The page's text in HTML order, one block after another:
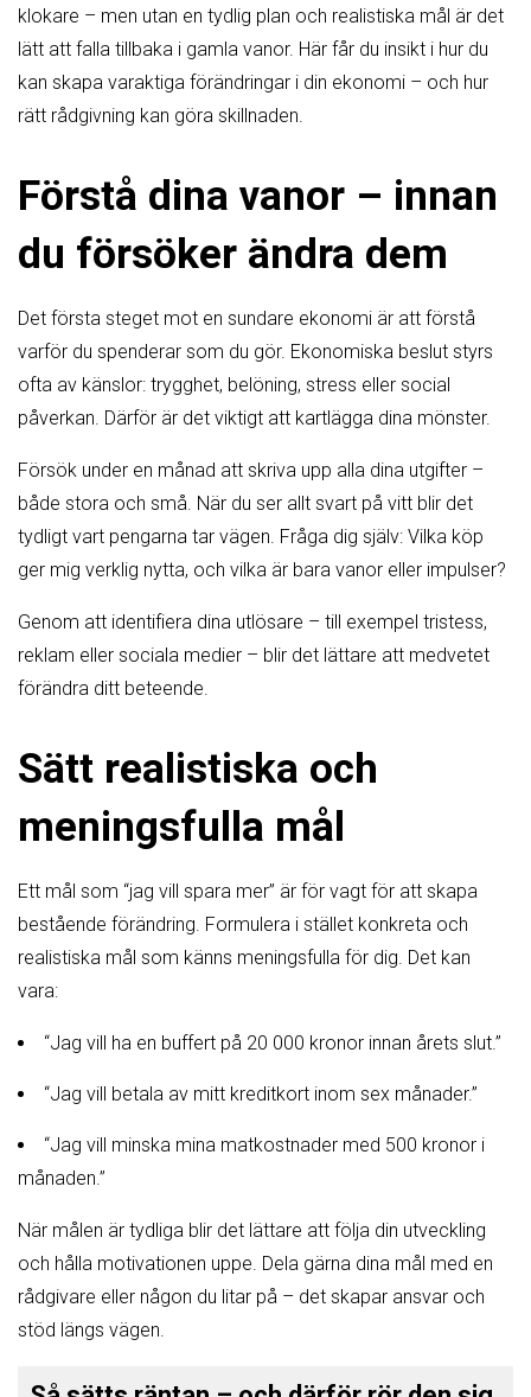
klokare – men utan en tydlig plan och realistiska mål är det
lätt att falla tillbaka i gamla vanor. Här får du insikt i hur du
kan skapa varaktiga förändringar i din ekonomi – och hur
rätt rådgivning kan göra skillnaden.
Förstå dina vanor – innan
du försöker ändra dem
Det första steget mot en sundare ekonomi är att förstå
varför du spenderar som du gör. Ekonomiska beslut styrs
ofta av känslor: trygghet, belöning, stress eller social
påverkan. Därför är det viktigt att kartlägga dina mönster.
Försök under en månad att skriva upp alla dina utgifter –
både stora och små. När du ser allt svart på vitt blir det
tydligt vart pengarna tar vägen. Fråga dig själv: Vilka köp
ger mig verklig nytta, och vilka är bara vanor eller impulser?
Genom att identifiera dina utlösare – till exempel tristess,
reklam eller sociala medier – blir det lättare att medvetet
förändra ditt beteende.
Sätt realistiska och
meningsfulla mål
Ett mål som “jag vill spara mer” är för vagt för att skapa
bestående förändring. Formulera i stället konkreta och
realistiska mål som känns meningsfulla för dig. Det kan
vara:
“Jag vill ha en buffert på 20 000 kronor innan årets slut.”
“Jag vill betala av mitt kreditkort inom sex månader.”
“Jag vill minska mina matkostnader med 500 kronor i
månaden.”
När målen är tydliga blir det lättare att följa din utveckling
och hålla motivationen uppe. Dela gärna dina mål med en
rådgivare eller någon du litar på – det skapar ansvar och
stöd längs vägen.